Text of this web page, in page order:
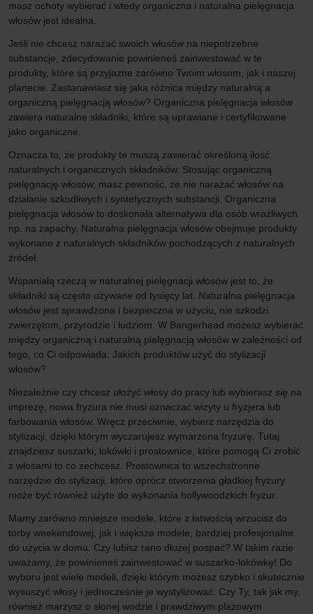
masz ochoty wybierać i wtedy organiczna i naturalna pielęgnacja
włosów jest idealna.
Jeśli nie chcesz narażać swoich włosów na niepotrzebne
substancje, zdecydowanie powinieneś zainwestować w te
produkty, które są przyjazne zarówno Twoim włosom, jak i naszej
planecie. Zastanawiasz się jaka różnica między naturalną a
organiczną pielęgnacją włosów? Organiczna pielęgnacja włosów
zawiera naturalne składniki, które są uprawiane i certyfikowane
jako organiczne.
Oznacza to, że produkty te muszą zawierać określoną ilość
naturalnych i organicznych składników. Stosując organiczną
pielęgnację włosów, masz pewność, że nie narażać włosów na
działanie szkodliwych i syntetycznych substancji. Organiczna
pielęgnacja włosów to doskonała alternatywa dla osób wrażliwych
np. na zapachy. Naturalna pielęgnacja włosów obejmuje produkty
wykonane z naturalnych składników pochodzących z naturalnych
źródeł.
Wspaniałą rzeczą w naturalnej pielęgnacji włosów jest to, że
składniki są często używane od tysięcy lat. Naturalna pielęgnacja
włosów jest sprawdzona i bezpieczna w użyciu, nie szkodzi
zwierzętom, przyrodzie i ludziom. W Bangerhead możesz wybierać
między organiczną i naturalną pielęgnacją włosów w zależności od
tego, co Ci odpowiada. Jakich produktów użyć do stylizacji
włosów?
Niezależnie czy chcesz ułożyć włosy do pracy lub wybierasz się na
imprezę, nowa fryzura nie musi oznaczać wizyty u fryzjera lub
farbowania włosów. Wręcz przeciwnie, wybierz narzędzia do
stylizacji, dzięki którym wyczarujesz wymarzona fryzurę. Tutaj
znajdziesz suszarki, lokówki i prostownice, które pomogą Ci zrobić
z włosami to co zechcesz. Prostownica to wszechstronne
narzędzie do stylizacji, które oprócz stworzenia gładkiej fryzury
może być również użyte do wykonania hollywoodzkich fryzur.
Mamy zarówno mniejsze modele, które z łatwością wrzucisz do
torby weekendowej, jak i większe modele, bardziej profesjonalne
do użycia w domu. Czy lubisz rano dłużej pospać? W takim razie
uważamy, że powinieneś zainwestować w suszarko-lokówkę! Do
wyboru jest wiele modeli, dzięki którym możesz szybko i skutecznie
wysuszyć włosy i jednocześnie je wystylizować. Czy Ty, tak jak my,
również marzysz o słonej wodzie i prawdziwym plażowym